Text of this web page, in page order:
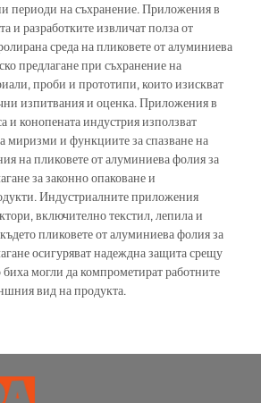
периоди на съхранение. Приложения в
и разработките извличат полза от
среда на пликовете от алуминиева
предлагане при съхранение на
проби и прототипи, които изискват
изпитвания и оценка. Приложения в
и конопената индустрия използват
миризми и функциите за спазване на
на пликовете от алуминиева фолия за
за законно опаковане и
Индустриалните приложения
включително текстил, лепила и
пликовете от алуминиева фолия за
осигуряват надеждна защита срещу
могли да компрометират работните
вид на продукта.